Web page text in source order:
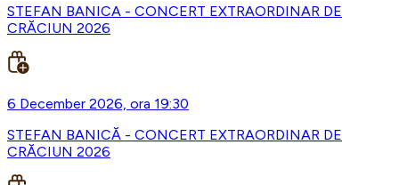
STEFAN BANICA - CONCERT EXTRAORDINAR DE
CRĂCIUN 2026
6 December 2026, ora 19:30
STEFAN BANICĂ - CONCERT EXTRAORDINAR DE
CRĂCIUN 2026